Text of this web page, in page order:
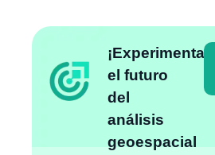
¡Experimenta
el futuro
del
análisis
geoespacial